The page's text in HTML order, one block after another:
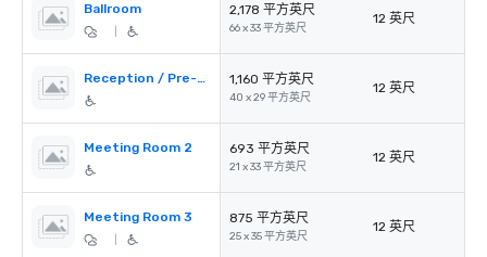
Ballroom 2,178 平方英尺
66 x 33 平方英尺
12 英尺
Reception / Pre-function Area 1,160 平方英尺
40 x 29 平方英尺
12 英尺
Meeting Room 2 693 平方英尺
21 x 33 平方英尺
12 英尺
Meeting Room 3 875 平方英尺
25 x 35 平方英尺
12 英尺